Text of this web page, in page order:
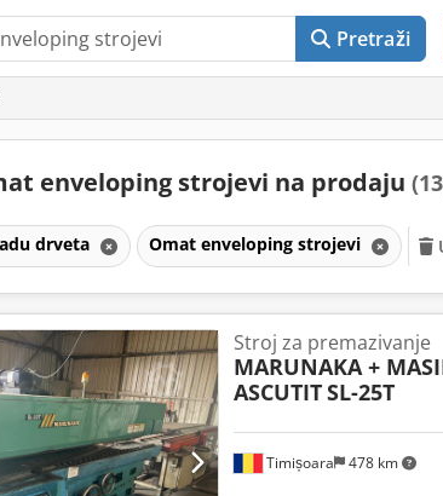
Pretraži
enveloping strojevi na prodaju
drveta Omat enveloping strojevi
Timișoara 478 km
Stroj za premazivanje
MARUNAKA +
ASCUTITSL-25T